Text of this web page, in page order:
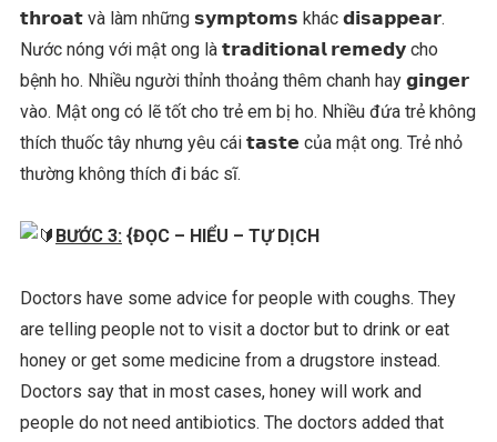
𝘁𝗵𝗿𝗼𝗮𝘁 và làm những 𝘀𝘆𝗺𝗽𝘁𝗼𝗺𝘀 khác 𝗱𝗶𝘀𝗮𝗽𝗽𝗲𝗮𝗿.
Nước nóng với mật ong là 𝘁𝗿𝗮𝗱𝗶𝘁𝗶𝗼𝗻𝗮𝗹 𝗿𝗲𝗺𝗲𝗱𝘆 cho
bệnh ho. Nhiều người thỉnh thoảng thêm chanh hay 𝗴𝗶𝗻𝗴𝗲𝗿
vào. Mật ong có lẽ tốt cho trẻ em bị ho. Nhiều đứa trẻ không
thích thuốc tây nhưng yêu cái 𝘁𝗮𝘀𝘁𝗲 của mật ong. Trẻ nhỏ
thường không thích đi bác sĩ.
BƯỚC 3: {ĐỌC – HIỂU – TỰ DỊCH
Doctors have some advice for people with coughs. They
are telling people not to visit a doctor but to drink or eat
honey or get some medicine from a drugstore instead.
Doctors say that in most cases, honey will work and
people do not need antibiotics. The doctors added that